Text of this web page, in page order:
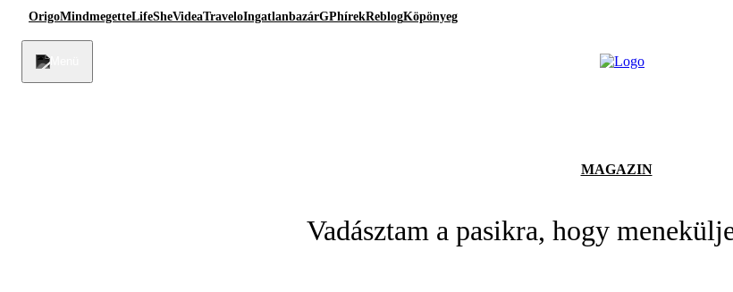
OrigoMindmegetteLifeSheVideaTraveloIngatlanbazárGPhírekReblogKöpönyeg
MAGAZIN
Vadásztam a pasikra, hogy